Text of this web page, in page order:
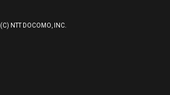
(C) NTT DOCOMO, INC.